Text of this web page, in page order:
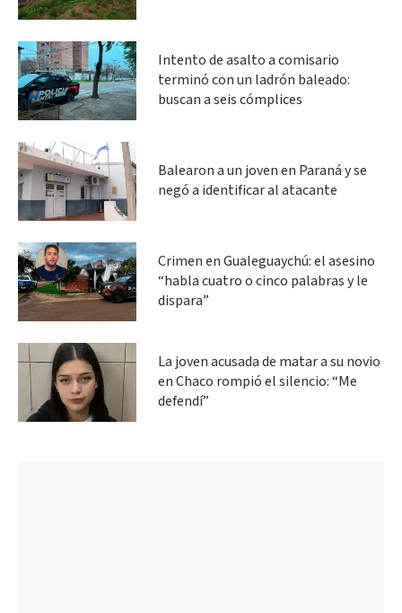
Intento de asalto a comisario
terminó con un ladrón baleado:
buscan a seis cómplices
Balearon a un joven en Paraná y se
negó a identificar al atacante
Crimen en Gualeguaychú: el asesino
“habla cuatro o cinco palabras y le
dispara”
La joven acusada de matar a su novio
en Chaco rompió el silencio: “Me
defendí”